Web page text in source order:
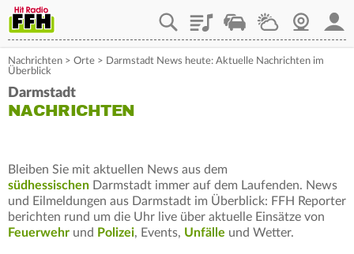
PlaylistStaupilotWetterWebcam
Nachrichten > Orte > Darmstadt News heute: Aktuelle Nachrichten im
Überblick
Darmstadt
NACHRICHTEN
Bleiben Sie mit aktuellen News aus dem
südhessischen Darmstadt immer auf dem Laufenden. News
und Eilmeldungen aus Darmstadt im Überblick: FFH Reporter
berichten rund um die Uhr live über aktuelle Einsätze von
Feuerwehr und Polizei, Events, Unfälle und Wetter.